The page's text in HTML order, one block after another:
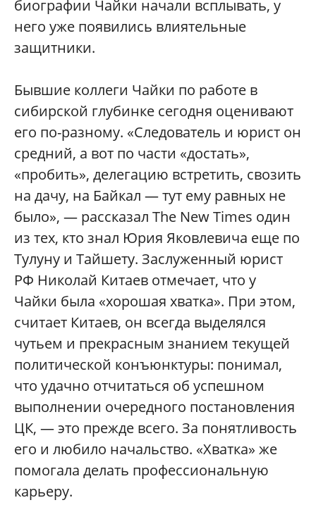
биографии Чайки начали всплывать, у
него уже появились влиятельные
защитники.
Бывшие коллеги Чайки по работе в
сибирской глубинке сегодня оценивают
его по-разному. «Следователь и юрист он
средний, а вот по части «достать»,
«пробить», делегацию встретить, свозить
на дачу, на Байкал — тут ему равных не
было», — рассказал The New Times один
из тех, кто знал Юрия Яковлевича еще по
Тулуну и Тайшету. Заслуженный юрист
РФ Николай Китаев отмечает, что у
Чайки была «хорошая хватка». При этом,
считает Китаев, он всегда выделялся
чутьем и прекрасным знанием текущей
политической конъюнктуры: понимал,
что удачно отчитаться об успешном
выполнении очередного постановления
ЦК, — это прежде всего. За понятливость
его и любило начальство. «Хватка» же
помогала делать профессиональную
карьеру.